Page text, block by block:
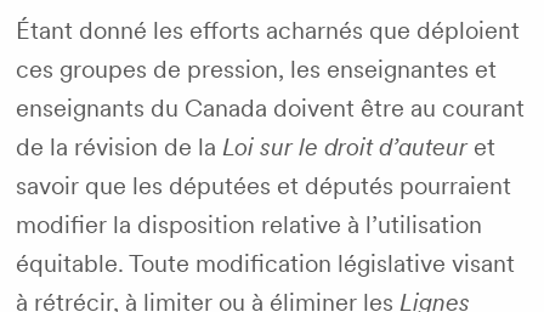
Étant donné les efforts acharnés que déploient
ces groupes de pression, les enseignantes et
enseignants du Canada doivent être au courant
de la révision de la Loi sur le droit d’auteuret
savoir que les députées et députés pourraient
modifier la disposition relative à l’utilisation
équitable. Toute modification législative visant
à rétrécir, à limiter ou à éliminer les Lignes